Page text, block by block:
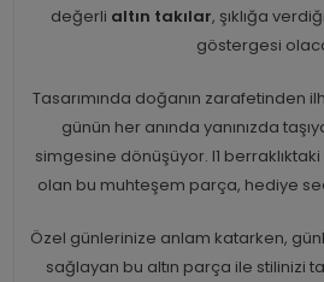
değerli altın takılar, şıklığa
göstergesi
Tasarımında doğanın zarafetinden
günün her anında yanınızda
simgesine dönüşüyor. I1
olan bu muhteşem parça, hediye
Özel günlerinize anlam katarken,
sağlayan bu altın parça ile stilinizi